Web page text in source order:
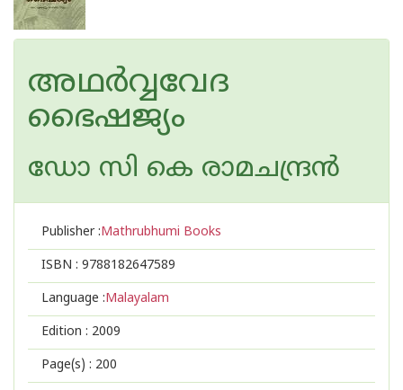
അഥര്‍വ്വവേദ
ഭൈഷജ്യം
ഡോ സി കെ രാമചന്ദ്ര‌ന്‍
Publisher :Mathrubhumi Books
ISBN : 9788182647589
Language :Malayalam
Edition : 2009
Page(s) : 200